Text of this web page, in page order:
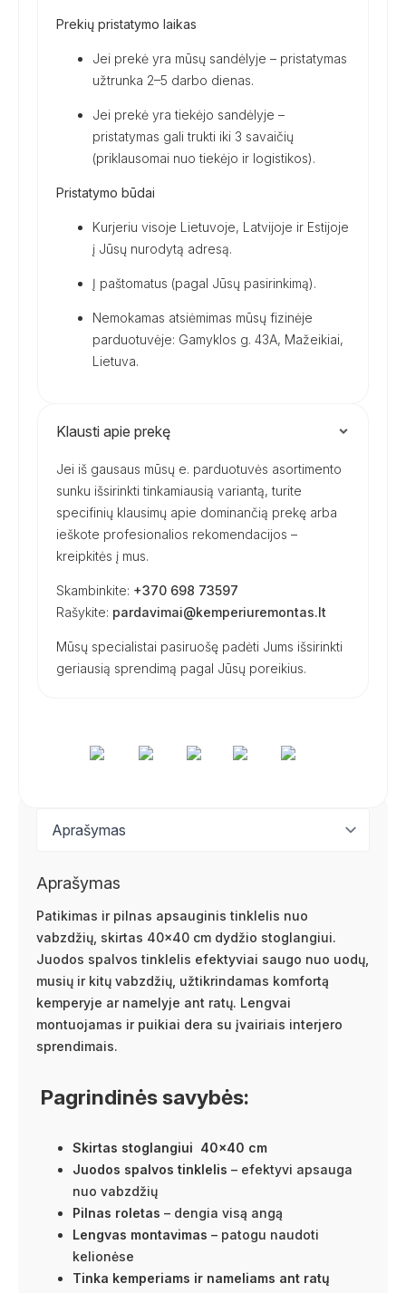
Prekių pristatymo laikas
Jei prekė yra mūsų sandėlyje – pristatymas
užtrunka 2–5 darbo dienas.
Jei prekė yra tiekėjo sandėlyje –
pristatymas gali trukti iki 3 savaičių
(priklausomai nuo tiekėjo ir logistikos).
Pristatymo būdai
Kurjeriu visoje Lietuvoje, Latvijoje ir Estijoje
į Jūsų nurodytą adresą.
Į paštomatus (pagal Jūsų pasirinkimą).
Nemokamas atsiėmimas mūsų fizinėje
parduotuvėje: Gamyklos g. 43A, Mažeikiai,
Lietuva.
Klausti apie prekę
Jei iš gausaus mūsų e. parduotuvės asortimento
sunku išsirinkti tinkamiausią variantą, turite
specifinių klausimų apie dominančią prekę arba
ieškote profesionalios rekomendacijos –
kreipkitės į mus.
Skambinkite: +370 698 73597
Rašykite: pardavimai@kemperiuremontas.lt
Mūsų specialistai pasiruošę padėti Jums išsirinkti
geriausią sprendimą pagal Jūsų poreikius.
Aprašymas
Patikimas ir pilnas apsauginis tinklelis nuo
vabzdžių, skirtas 40×40 cm dydžio stoglangiui.
Juodos spalvos tinklelis efektyviai saugo nuo uodų,
musių ir kitų vabzdžių, užtikrindamas komfortą
kemperyje ar namelyje ant ratų. Lengvai
montuojamas ir puikiai dera su įvairiais interjero
sprendimais.
Pagrindinės savybės:
Skirtas stoglangiui 40×40 cm
Juodos spalvos tinklelis – efektyvi apsauga
nuo vabzdžių
Pilnas roletas – dengia visą angą
Lengvas montavimas – patogu naudoti
kelionėse
Tinka kemperiams ir nameliams ant ratų